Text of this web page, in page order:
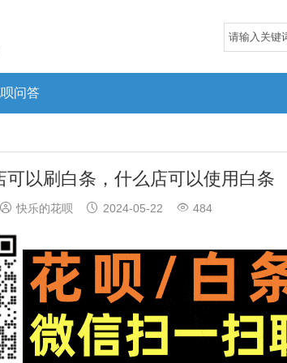
问答
可以刷白条，什么店可以使用白条
 快乐的花呗  2024-05-22  484